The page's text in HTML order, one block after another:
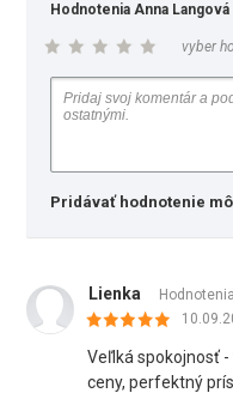
Hodnotenia Anna
vyber
Pridávať hodnotenie
Lienka
Veľlká spokojnosť
ceny, perfektný